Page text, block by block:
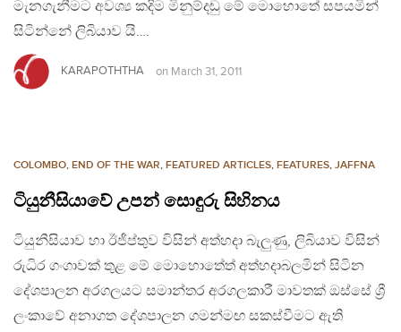
මැනගැනීමට අවශ්‍ය කදිම මිනුම්දඬු මේ මොහොතේ සපයමින්
සිටින්නේ ලිබියාව යි….
KARAPOTHTHA on March 31, 2011
COLOMBO, END OF THE WAR, FEATURED ARTICLES, FEATURES, JAFFNA
ටියුනීසියාවේ උපන් සොඳුරු සිහිනය
ටියුනීසියාව හා ඊජීප්තුව විසින් අත්හදා බැලුණු, ලිබියාව විසින්
රුධිර ගංගාවක් තුළ මේ මොහොතේත් අත්හදාබලමින් සිටින
දේශපාලන අරගලයට සමාන්තර අරගලකාරී මාවතක් ඔස්සේ ශ්‍රී
ලංකාවේ අනාගත දේශපාලන ගමන්මඟ සකස්වීමට ඇති